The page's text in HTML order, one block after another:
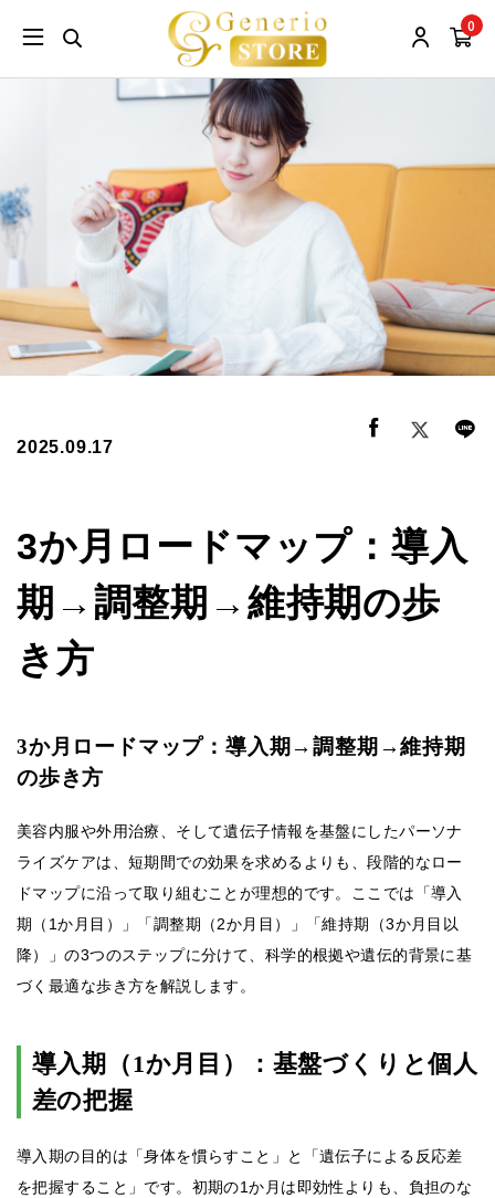
0
2025.09.17
3か月ロードマップ：導入
期→調整期→維持期の歩
き方
3か月ロードマップ：導入期→調整期→維持期
の歩き方
美容内服や外用治療、そして遺伝子情報を基盤にしたパーソナ
ライズケアは、短期間での効果を求めるよりも、段階的なロー
ドマップに沿って取り組むことが理想的です。ここでは「導入
期（1か月目）」「調整期（2か月目）」「維持期（3か月目以
降）」の3つのステップに分けて、科学的根拠や遺伝的背景に基
づく最適な歩き方を解説します。
導入期（1か月目）：基盤づくりと個人
差の把握
導入期の目的は「身体を慣らすこと」と「遺伝子による反応差
を把握すること」です。初期の1か月は即効性よりも、負担のな